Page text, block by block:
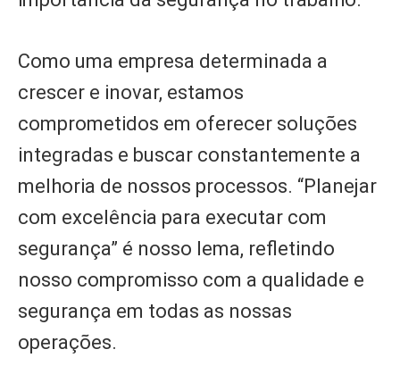
Como uma empresa determinada a
crescer e inovar, estamos
comprometidos em oferecer soluções
integradas e buscar constantemente a
melhoria de nossos processos. “Planejar
com excelência para executar com
segurança” é nosso lema, refletindo
nosso compromisso com a qualidade e
segurança em todas as nossas
operações.